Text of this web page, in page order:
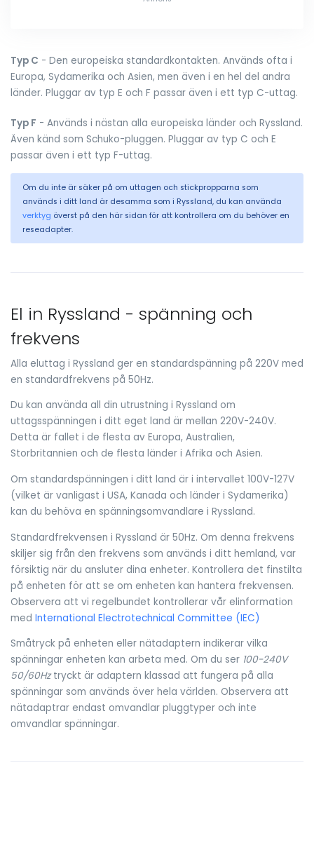
Typ C - Den europeiska standardkontakten. Används ofta i
Europa, Sydamerika och Asien, men även i en hel del andra
länder. Pluggar av typ E och F passar även i ett typ C-uttag.
Typ F - Används i nästan alla europeiska länder och Ryssland.
Även känd som Schuko-pluggen. Pluggar av typ C och E
passar även i ett typ F-uttag.
Om du inte är säker på om uttagen och stickpropparna som
används i ditt land är desamma som i Ryssland, du kan använda
verktyg överst på den här sidan för att kontrollera om du behöver en
reseadapter.
El in Ryssland - spänning och
frekvens
Alla eluttag i Ryssland ger en standardspänning på 220V med
en standardfrekvens på 50Hz.
Du kan använda all din utrustning i Ryssland om
uttagsspänningen i ditt eget land är mellan 220V-240V.
Detta är fallet i de flesta av Europa, Australien,
Storbritannien och de flesta länder i Afrika och Asien.
Om standardspänningen i ditt land är i intervallet 100V-127V
(vilket är vanligast i USA, Kanada och länder i Sydamerika)
kan du behöva en spänningsomvandlare i Ryssland.
Standardfrekvensen i Ryssland är 50Hz. Om denna frekvens
skiljer sig från den frekvens som används i ditt hemland, var
försiktig när du ansluter dina enheter. Kontrollera det finstilta
på enheten för att se om enheten kan hantera frekvensen.
Observera att vi regelbundet kontrollerar vår elinformation
med International Electrotechnical Committee (IEC)
Småtryck på enheten eller nätadaptern indikerar vilka
spänningar enheten kan arbeta med. Om du ser 100-240V
50/60Hztryckt är adaptern klassad att fungera på alla
spänningar som används över hela världen. Observera att
nätadaptrar endast omvandlar pluggtyper och inte
omvandlar spänningar.